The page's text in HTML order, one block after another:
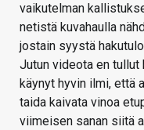
vaikutelman
netistä kuvahaulla
jostain syystä
Jutun videota en
käynyt hyvin ilmi, että
taida kaivata vinoa
viimeisen sanan siitä